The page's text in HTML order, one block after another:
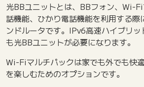
光BBユニットとは、BBフォン、Wi-
話機能、ひかり電話機能を利用する際
ンドルータです。IPv6高速ハイブリ
も光BBユニットが必要になります。
Wi-Fiマルチパックは家でも外でも快
を楽しむためのオプションです。